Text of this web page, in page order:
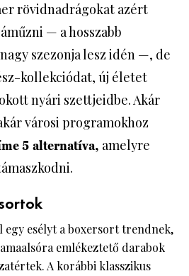
rövidnadrágokat azért
— a hosszabb
szezonja lesz idén —, de
kollekciódat, új életet
nyári szettjeidbe. Akár
városi programokhoz
5 alternatíva, amelyre
egy esélyt a boxersort trendnek,
emlékeztető darabok
A korábbi klasszikus